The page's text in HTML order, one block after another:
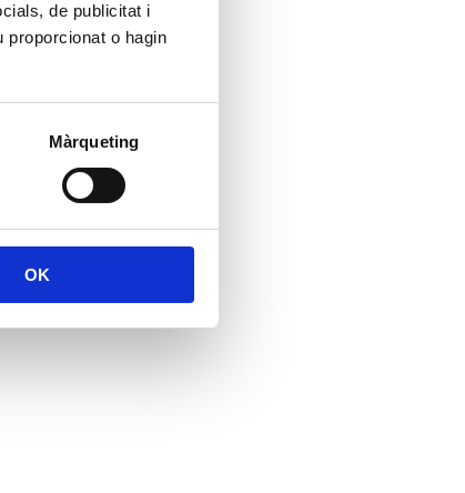
de publicitat i
proporcionat o hagin
Màrqueting
OK